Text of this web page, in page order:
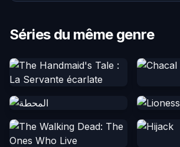
Séries du même genre